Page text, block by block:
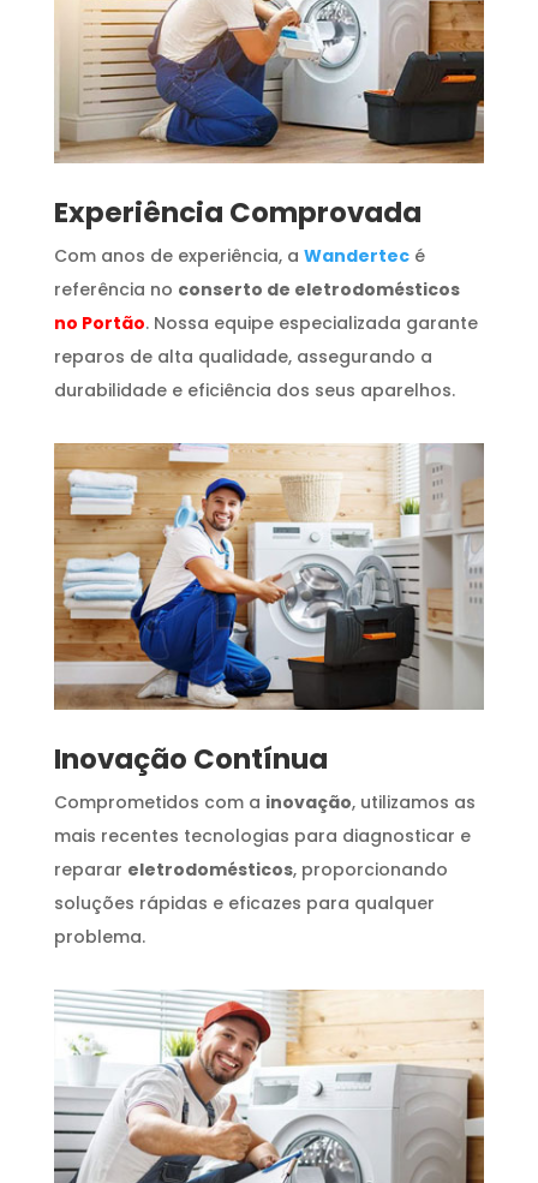
​Experiência Comprovada
Com anos de experiência, a Wandertecé
referência no conserto de eletrodomésticos
no Portão. Nossa equipe especializada garante
reparos de alta qualidade, assegurando a
durabilidade e eficiência dos seus aparelhos.
Inovação Contínua
Comprometidos com a inovação, utilizamos as
mais recentes tecnologias para diagnosticar e
reparar eletrodomésticos, proporcionando
soluções rápidas e eficazes para qualquer
problema.